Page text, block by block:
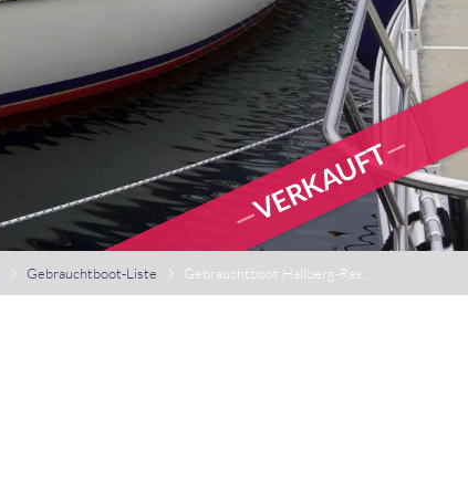
VERKAUFT
Gebrauchtboot-Liste Gebrauchtboot Hallberg-Rassy 29 zu verkaufen